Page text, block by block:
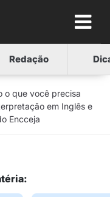
Redação
o que você precisa
em Inglês e
Encceja